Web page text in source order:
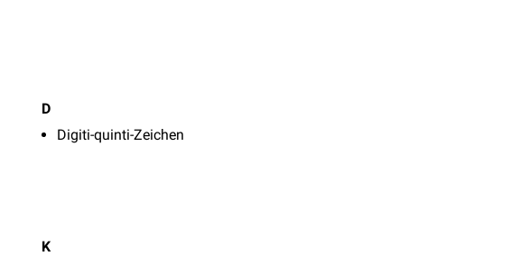
D
Digiti-quinti-Zeichen
K